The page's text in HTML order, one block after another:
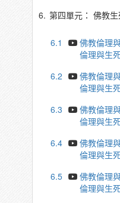
6. 第四單元： 佛教
6.1
佛教倫理
倫理與生
6.2
佛教倫理
倫理與生
6.3
佛教倫理
倫理與生
6.4
佛教倫理
倫理與生
6.5
佛教倫理
倫理與生